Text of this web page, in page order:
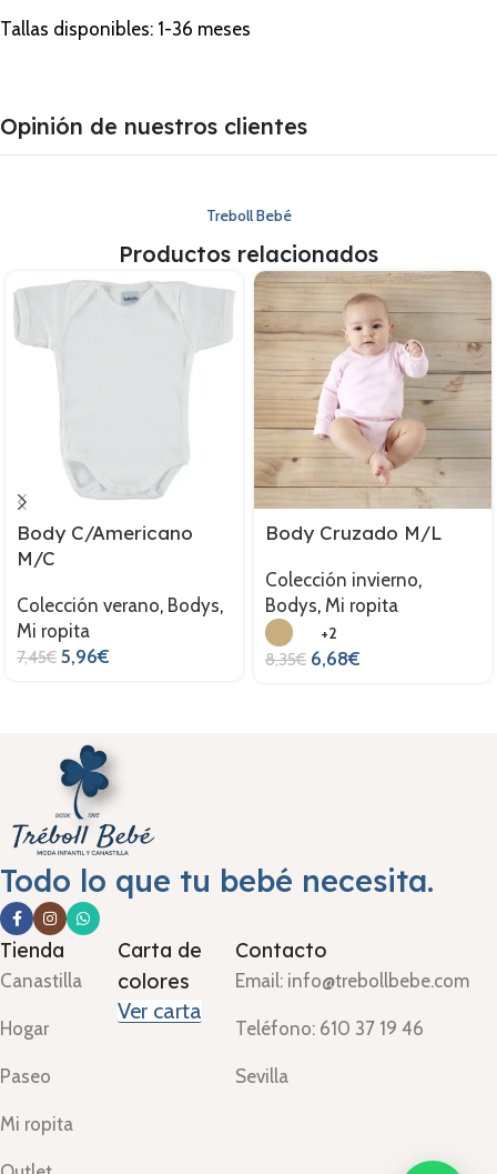
Tallas disponibles: 1-36 meses
Opinión de nuestros clientes
Treboll Bebé
Productos relacionados
Body C/Americano
M/C
Colección verano, Bodys,
Mi ropita
7,45€ 5,96€
Body Cruzado M/L
Colección invierno,
Bodys, Mi ropita
+2
8,35€ 6,68€
Todo lo que tu bebé necesita.
Tienda
Canastilla
Hogar
Paseo
Mi ropita
Carta de
colores
Ver carta
Contacto
Email: info@trebollbebe.com
Teléfono: 610 37 19 46
Sevilla